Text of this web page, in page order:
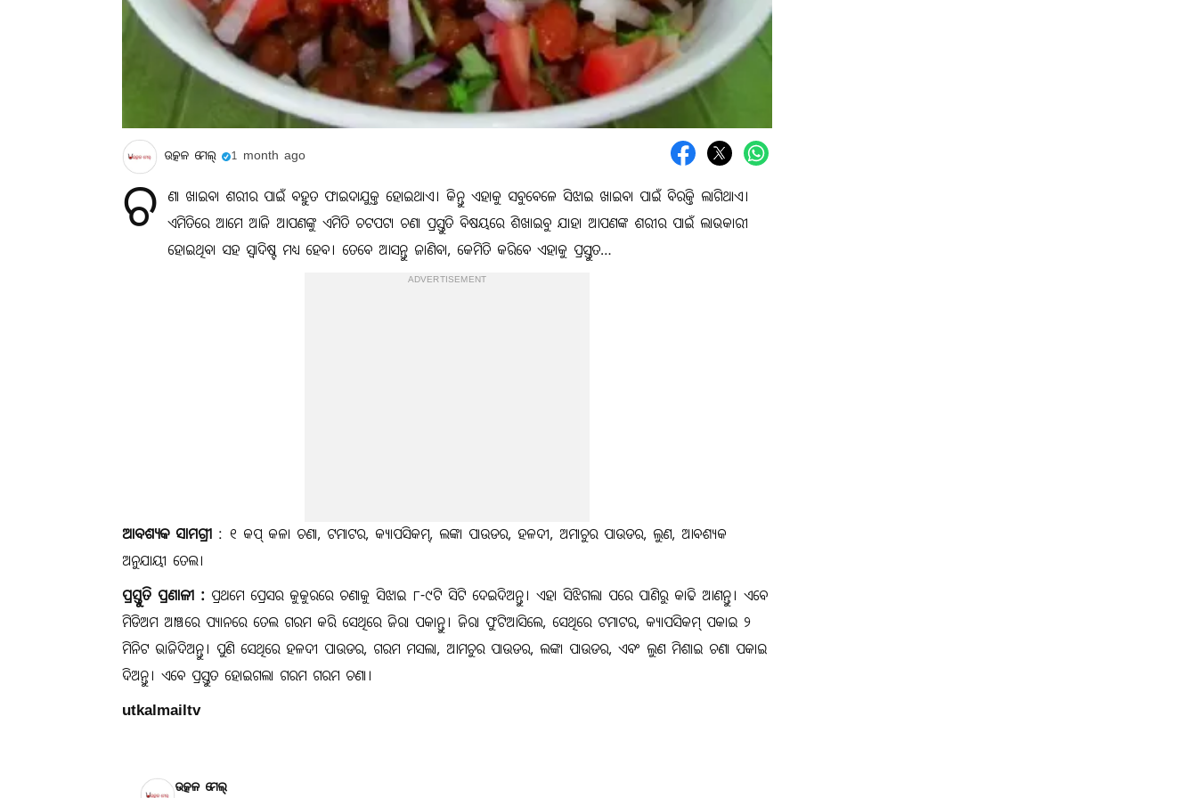
ଉତ୍କଳ ମେଲ୍ 1 month ago
ଚ ଣା ଖାଇବା ଶରୀର ପାଇଁ ବହୁତ ଫାଇଦାଯୁକ୍ତ ହୋଇଥାଏ। କିନ୍ତୁ ଏହାକୁ ସବୁବେଳେ ସିଝାଇ ଖାଇବା ପାଇଁ ବିରକ୍ତି ଲାଗିଥାଏ।
ଏମିତିରେ ଆମେ ଆଜି ଆପଣଙ୍କୁ ଏମିତି ଚଟପଟା ଚଣା ପ୍ରସ୍ତୁତି ବିଷୟରେ ଶିଖାଇବୁ ଯାହା ଆପଣଙ୍କ ଶରୀର ପାଇଁ ଲାଭକାରୀ
ହୋଇଥିବା ସହ ସ୍ୱାଦିଷ୍ଟ ମଧ୍ୟ ହେବ। ତେବେ ଆସନ୍ତୁ ଜାଣିବା, କେମିତି କରିବେ ଏହାକୁ ପ୍ରସ୍ତୁତ…
ADVERTISEMENT
ଆବଶ୍ୟକ ସାମଗ୍ରୀ : ୧ କପ୍‌ କଳା ଚଣା, ଟମାଟର, କ୍ୟାପସିକମ୍‌, ଲଙ୍କା ପାଉଡର, ହଳଦୀ, ଅମାଚୁର ପାଉଡର, ଲୁଣ, ଆବଶ୍ୟକ
ଅନୁଯାୟୀ ତେଲ।
ପ୍ରସ୍ତୁତି ପ୍ରଣାଳୀ : ପ୍ରଥମେ ପ୍ରେସର କୁକୁରରେ ଚଣାକୁ ସିଝାଇ ୮-୯ଟି ସିଟି ଦେଇଦିଅନ୍ତୁ। ଏହା ସିଝିଗଲା ପରେ ପାଣିରୁ କାଢି ଆଣନ୍ତୁ। ଏବେ
ମିଡିଅମ ଆଞ୍ଚରେ ପ୍ୟାନରେ ତେଲ ଗରମ କରି ସେଥିରେ ଜିରା ପକାନ୍ତୁ। ଜିରା ଫୁଟିଆସିଲେ, ସେଥିରେ ଟମାଟର, କ୍ୟାପସିକମ୍‌ ପକାଇ ୨
ମିନିଟ ଭାଜିଦିଅନ୍ତୁ। ପୁଣି ସେଥିରେ ହଳଦୀ ପାଉଡର, ଗରମ ମସଲା, ଆମଚୁର ପାଉଡର, ଲଙ୍କା ପାଉଡର, ଏବଂ ଲୁଣ ମିଶାଇ ଚଣା ପକାଇ
ଦିଅନ୍ତୁ। ଏବେ ପ୍ରସ୍ତୁତ ହୋଇଗଲା ଗରମ ଗରମ ଚଣା।
utkalmailtv
ଉତ୍କଳ ମେଲ୍